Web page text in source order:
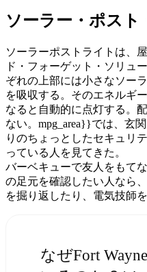
ソーラー・ポスト
ソーラーポストライトは、
ド・フォーゲット・ソリュ
ぞれの上部には小さなソー
を吸収する。そのエネルギ
なると自動的に点灯する。
ない。mpg_area}}では、玄
りのちょっとしたセキュリ
っている人を見てきた。
バーベキューで友人をもて
の足元を確認したい人なら
を掘り返したり、電気技師
なぜFort